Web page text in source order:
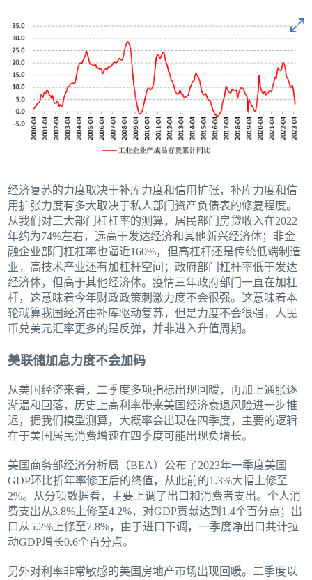
经济复苏的力度取决于补库力度和信用扩张，补库力度和信
用扩张力度有多大取决于私人部门资产负债表的修复程度。
从我们对三大部门杠杠率的测算，居民部门房贷收入在2022
年约为74%左右，远高于发达经济和其他新兴经济体；非金
融企业部门杠杠率也逼近160%，但高杠杆还是传统低端制造
业，高技术产业还有加杠杆空间；政府部门杠杆率低于发达
经济体，但高于其他经济体。疫情三年政府部门一直在加杠
杆，这意味着今年财政政策刺激力度不会很强。这意味着本
轮就算我国经济由补库驱动复苏，但是力度不会很强，人民
币兑美元汇率更多的是反弹，并非进入升值周期。
美联储加息力度不会加码
从美国经济来看，二季度多项指标出现回暖，再加上通胀逐
渐温和回落，历史上高利率带来美国经济衰退风险进一步推
迟，据我们模型测算，大概率会出现在四季度，主要的逻辑
在于美国居民消费增速在四季度可能出现负增长。
美国商务部经济分析局（BEA）公布了2023年一季度美国
GDP环比折年率修正后的终值，从此前的1.3%大幅上修至
2%。从分项数据看，主要上调了出口和消费者支出。个人消
费支出从3.8%上修至4.2%，对GDP贡献达到1.4个百分点；出
口从5.2%上修至7.8%，由于进口下调，一季度净出口共计拉
动GDP增长0.6个百分点。
另外对利率非常敏感的美国房地产市场出现回暖。二季度以